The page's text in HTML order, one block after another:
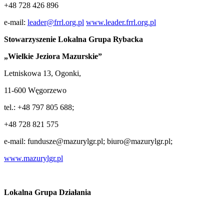
+48 728 426 896
e-mail: leader@frrl.org.pl www.leader.frrl.org.pl
Stowarzyszenie Lokalna Grupa Rybacka
„Wielkie Jeziora Mazurskie”
Letniskowa 13, Ogonki,
11-600 Węgorzewo
tel.: +48 797 805 688;
+48 728 821 575
e-mail: fundusze@mazurylgr.pl; biuro@mazurylgr.pl;
www.mazurylgr.pl
Lokalna Grupa Działania